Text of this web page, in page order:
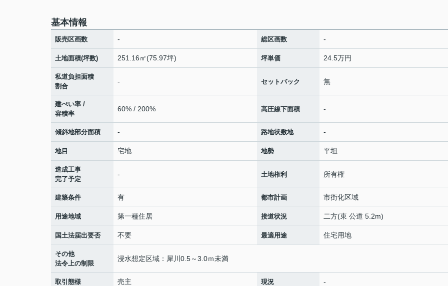
基本情報
販売区画数 - 総区画数 -
土地面積(坪数) 251.16㎡(75.97坪) 坪単価 24.5万円
私道負担面積
割合
- セットバック 無
建ぺい率 /
容積率
60% / 200% 高圧線下面積 -
傾斜地部分面積 - 路地状敷地 -
地目 宅地 地勢 平坦
造成工事
完了予定
- 土地権利 所有権
建築条件 有 都市計画 市街化区域
用途地域 第一種住居 接道状況 二方(東 公道 5.2m)
国土法届出要否 不要 最適用途 住宅用地
その他
法令上の制限
浸水想定区域：犀川0.5～3.0ｍ未満
取引態様 売主 現況 -